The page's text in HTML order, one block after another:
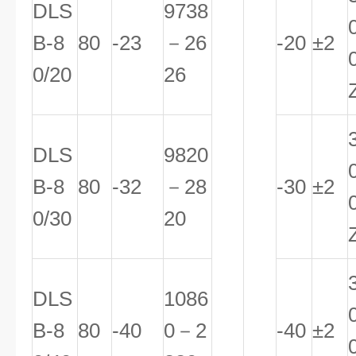
DLS
B-8
0/20
80 -23
9738
－26
26
-20 ±2
DLS
B-8
0/30
80 -32
9820
－28
20
-30 ±2
DLS
B-8 80 -40
1086
0－2
-40 ±2